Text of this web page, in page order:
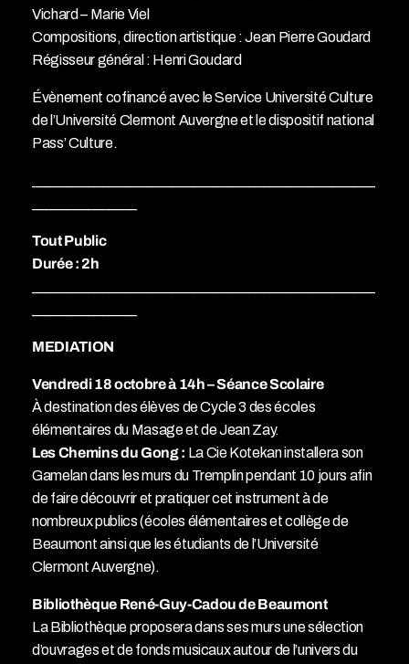
Vichard – Marie Viel
Compositions, direction artistique : Jean Pierre Goudard
Régisseur général : Henri Goudard
Évènement cofinancé avec le Service Université Culture
de l’Université Clermont Auvergne et le dispositif national
Pass’ Culture.
Tout Public
Durée : 2h
MEDIATION
Vendredi 18 octobre à 14h – Séance Scolaire
À destination des élèves de Cycle 3 des écoles
élémentaires du Masage et de Jean Zay.
Les Chemins du Gong : La Cie Kotekan installera son
Gamelan dans les murs du Tremplin pendant 10 jours afin
de faire découvrir et pratiquer cet instrument à de
nombreux publics (écoles élémentaires et collège de
Beaumont ainsi que les étudiants de l’Université
Clermont Auvergne).
Bibliothèque René-Guy-Cadou de Beaumont
La Bibliothèque proposera dans ses murs une sélection
d’ouvrages et de fonds musicaux autour de l’univers du